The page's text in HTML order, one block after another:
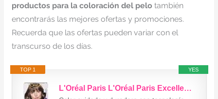
productos para la coloración del pelotambién
encontrarás las mejores ofertas y promociones.
Recuerda que las ofertas pueden variar con el
transcurso de los días.
YES
TOP 1
L'Oréal Paris L'Oréal Paris Excellence Creme Tinte Permanente, Tono 6.11 Rubio...